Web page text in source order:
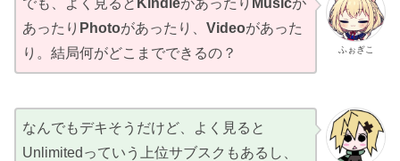
ふぉぎこ
あったり Photoがあったり、 Videoがあった
り。結局何がどこまでできるの？
なんでもデキそうだけど、よく見ると
Unlimitedっていう上位サブスクもあるし、